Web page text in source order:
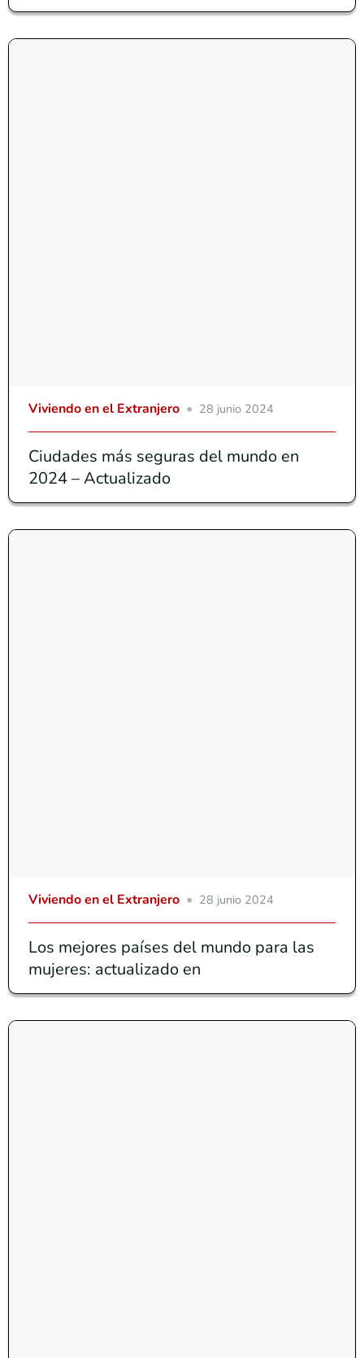
Viviendo en el Extranjero 28 junio 2024
Ciudades más seguras del mundo en
2024 – Actualizado
Viviendo en el Extranjero 28 junio 2024
Los mejores países del mundo para las
mujeres: actualizado en